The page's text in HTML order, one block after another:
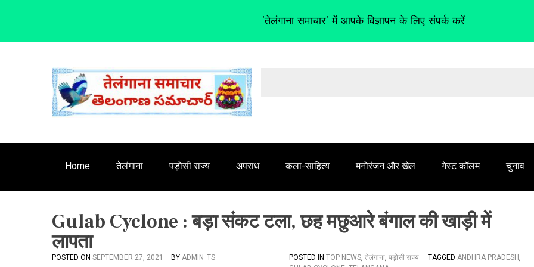
e
Home तेलंगाना पड़ोसी राज्य अपराध कला-साहित्य मनोरंजन और खेल गेस्ट कॉलम चुनाव
Gulab Cyclone : बड़ा संकट टला, छह मछुआरे बंगाल की खाड़ी में
लापता
POSTED ON SEPTEMBER 27, 2021 BY ADMIN_TS POSTED IN TOP NEWS, तेलंगाना, पड़ोसी राज्य TAGGED ANDHRA PRADESH,
'तेलंगाना समाचार' में आपके विज्ञापन के लिए संपर्क करें